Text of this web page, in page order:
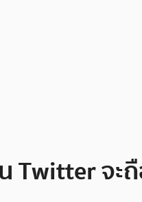
Twitter จ